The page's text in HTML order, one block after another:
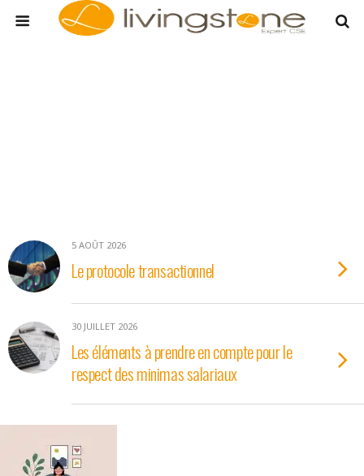
5 AOÛT 2026
Le protocole transactionnel
30 JUILLET 2026
Les éléments à prendre en compte pour le
respect des minimas salariaux